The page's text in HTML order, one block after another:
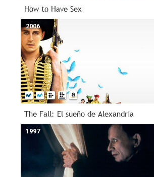
How to Have Sex
2006
The Fall: El sueño de Alexandria
1997